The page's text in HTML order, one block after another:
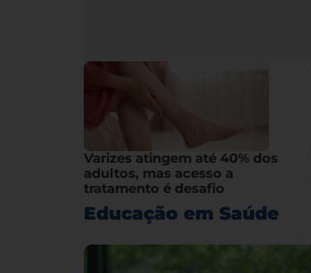
Varizes atingem até 40% dos
adultos, mas acesso a
tratamento é desafio
Educação em Saúde